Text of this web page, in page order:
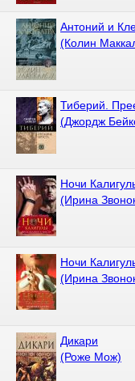
Антоний и
(Колин
Тиберий.
(Джордж
Ночи
(Ирина
Ночи
(Ирина
Дикари
(Роже Мож)